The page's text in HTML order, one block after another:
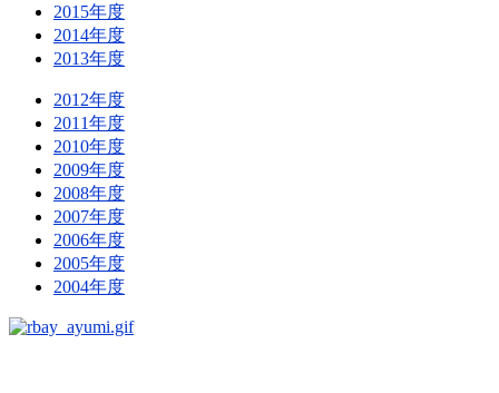
2015年度
2014年度
2013年度
2012年度
2011年度
2010年度
2009年度
2008年度
2007年度
2006年度
2005年度
2004年度